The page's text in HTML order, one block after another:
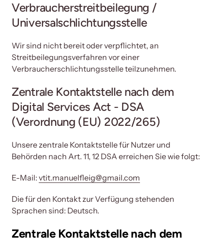
Verbraucherstreitbeilegung /
Universalschlichtungsstelle
Wir sind nicht bereit oder verpflichtet, an
Streitbeilegungsverfahren vor einer
Verbraucherschlichtungsstelle teilzunehmen.
Zentrale Kontaktstelle nach dem
Digital Services Act - DSA
(Verordnung (EU) 2022/265)
Unsere zentrale Kontaktstelle für Nutzer und
Behörden nach Art. 11, 12 DSA erreichen Sie wie folgt:
E-Mail: vtit.manuelfleig@gmail.com
Die für den Kontakt zur Verfügung stehenden
Sprachen sind: Deutsch.
Zentrale Kontaktstelle nach